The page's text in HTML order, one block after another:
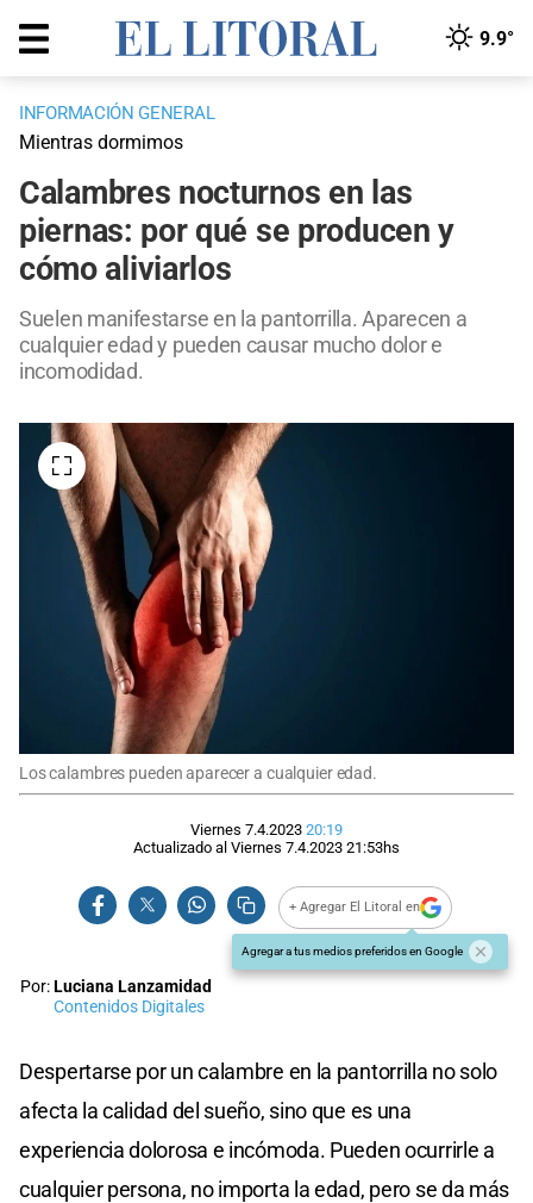
9.9°
INFORMACIÓN GENERAL
Mientras dormimos
Calambres nocturnos en las
piernas: por qué se producen y
cómo aliviarlos
Suelen manifestarse en la pantorrilla. Aparecen a
cualquier edad y pueden causar mucho dolor e
incomodidad.
Los calambres pueden aparecer a cualquier edad.
Viernes 7.4.2023 20:19
Actualizado al Viernes 7.4.2023 21:53hs
+ Agregar El Litoral en
Agregar a tus medios preferidos en Google
Por:Luciana Lanzamidad
Contenidos Digitales
Despertarse por un calambre en la pantorrilla no solo
afecta la calidad del sueño, sino que es una
experiencia dolorosa e incómoda. Pueden ocurrirle a
cualquier persona, no importa la edad, pero se da más